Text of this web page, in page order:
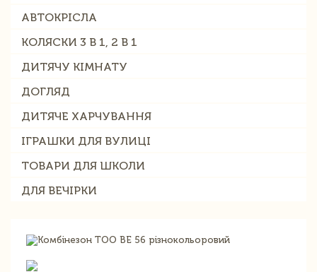
АВТОКРІСЛА
КОЛЯСКИ 3 В 1, 2 В 1
ДИТЯЧУ КІМНАТУ
ДОГЛЯД
ДИТЯЧЕ ХАРЧУВАННЯ
ІГРАШКИ ДЛЯ ВУЛИЦІ
ТОВАРИ ДЛЯ ШКОЛИ
ДЛЯ ВЕЧІРКИ